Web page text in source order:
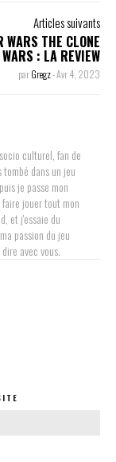
Articles suivants
WARS THE CLONE
WARS : LA REVIEW
parGregz-Avr 4, 2023
culturel, fan de
dans un jeu
je passe mon
jouer tout mon
et j'essaie du
passion du jeu
avec vous.